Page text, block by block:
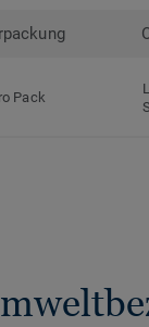
Pack